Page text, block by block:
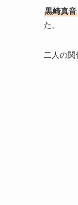
黒崎真音
た。
二人の関